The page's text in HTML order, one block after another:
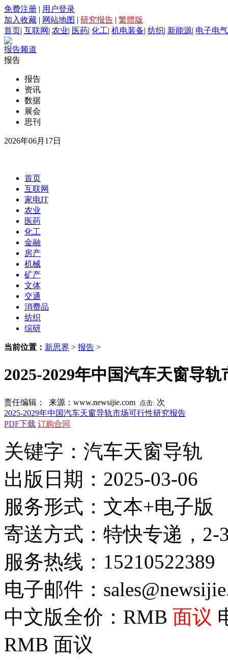
免费注册 | 用户登录
加入收藏 | 网站地图 | 研究报告 | 繁體版
首页| 互联网 | 农业| 医药| 化工| 机电装备| 纺织| 新能源| 电子电气
报告频道
报告
报告
资讯
数据
展会
思刊
2026年06月17日
首页
互联网
家电IT
农业
医药
化工
金融
房产
机械
矿产
文体
交通
消费品
纺织
综研
当前位置： 新思界 > 报告 >
2025-2029年中国汽车天窗导
责任编辑： 来源：www.newsijie.com 点击: 次
2025-2029年中国汽车天窗导轨市场可行性研究报告
PDF下载 订购合同
关键字：汽车天窗导轨
出版日期：2025-03-06
服务形式：文本+电子版
寄送方式：特快专递，2-
服务热线：15210522389
电子邮件：
中文版全价：RMB 面议
RMB 面议